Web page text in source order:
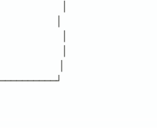
│
│
│
│